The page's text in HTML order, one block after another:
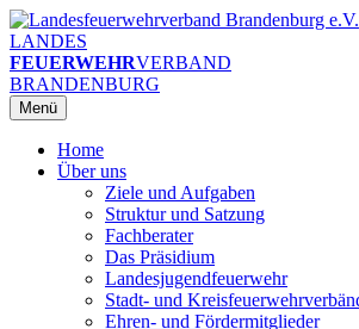
Zum
Inhalt
springen
LANDES
FEUERWEHRVERBAND
BRANDENBURG
Menü
Home
Über uns
Ziele und Aufgaben
Struktur und Satzung
Fachberater
Das Präsidium
Landesjugendfeuerwehr
Stadt- und
Ehren- und Fördermitglieder